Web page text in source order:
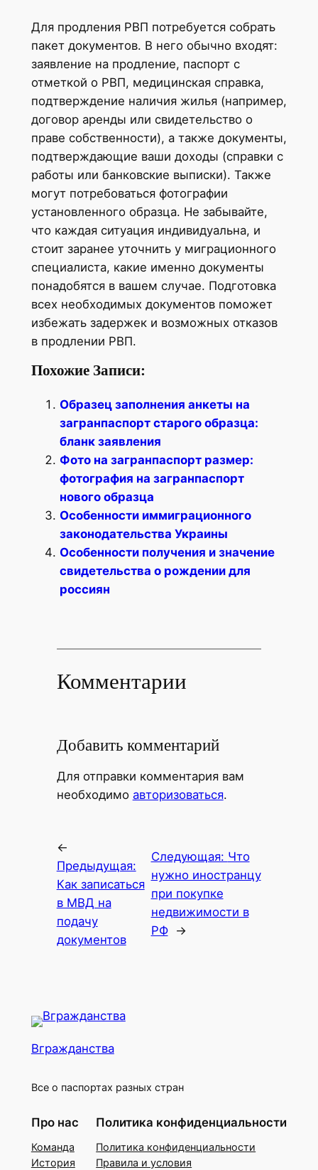
Для продления РВП потребуется собрать
пакет документов. В него обычно входят:
заявление на продление, паспорт с
отметкой о РВП, медицинская справка,
подтверждение наличия жилья (например,
договор аренды или свидетельство о
праве собственности), а также документы,
подтверждающие ваши доходы (справки с
работы или банковские выписки). Также
могут потребоваться фотографии
установленного образца. Не забывайте,
что каждая ситуация индивидуальна, и
стоит заранее уточнить у миграционного
специалиста, какие именно документы
понадобятся в вашем случае. Подготовка
всех необходимых документов поможет
избежать задержек и возможных отказов
в продлении РВП.
Похожие Записи:
Образец заполнения анкеты на
загранпаспорт старого образца:
бланк заявления
Фото на загранпаспорт размер:
фотография на загранпаспорт
нового образца
Особенности иммиграционного
законодательства Украины
Особенности получения и значение
свидетельства о рождении для
россиян
Комментарии
Добавить комментарий
Для отправки комментария вам
необходимо авторизоваться.
←
Предыдущая:
Как записаться
в МВД на
подачу
документов
Следующая: Что
нужно иностранцу
при покупке
недвижимости в
РФ
→
Вгражданства
Все о паспортах разных стран
Про нас
Команда
История
Политика конфиденциальности
Политика конфиденциальности
Правила и условия